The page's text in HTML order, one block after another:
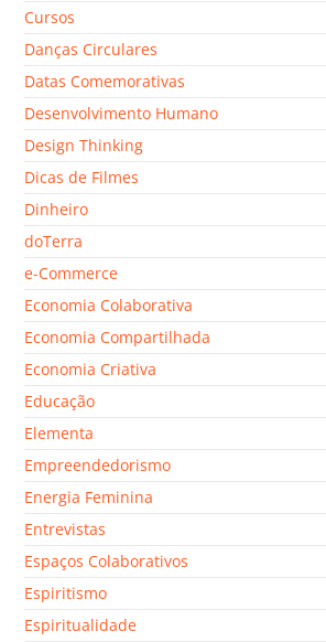
Cursos
Danças Circulares
Datas Comemorativas
Desenvolvimento Humano
Design Thinking
Dicas de Filmes
Dinheiro
doTerra
e-Commerce
Economia Colaborativa
Economia Compartilhada
Economia Criativa
Educação
Elementa
Empreendedorismo
Energia Feminina
Entrevistas
Espaços Colaborativos
Espiritismo
Espiritualidade